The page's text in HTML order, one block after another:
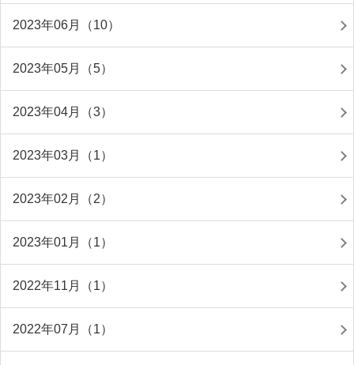
2023年06月（10）
2023年05月（5）
2023年04月（3）
2023年03月（1）
2023年02月（2）
2023年01月（1）
2022年11月（1）
2022年07月（1）